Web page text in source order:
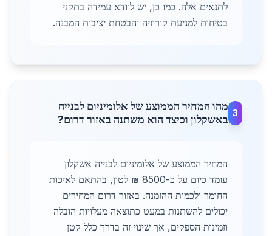
לתנאים אלה. כמו כן, יש לוודא עמידה בתקני
בטיחות למניעת קורוזיה והבטחת יציבות המבנה.
3
מהו המחיר הממוצע של אלומיניום לבנייה
באשקלון וכיצד הוא משתנה באזור דרום?
המחיר הממוצע של אלומיניום לבנייה אשקלון
עומד כיום על כ-8500 ₪ לטון, בהתאם לאיכות
החומר ולכמות ההזמנה. באזור דרום המחירים
יכולים להשתנות במעט כתוצאה מעלויות הובלה
וזמינות הספקים, אך שינוי זה בדרך כלל קטן